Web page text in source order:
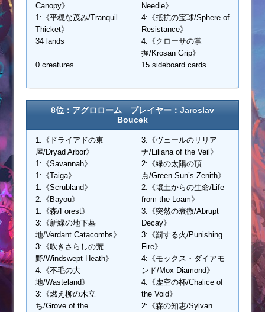
Canopy》
1:《平穏な茂み/Tranquil
Thicket》
34 lands
0 creatures
Needle》
4:《抵抗の宝球/Sphere of
Resistance》
4:《クローサの掌
握/Krosan Grip》
15 sideboard cards
8位：アグロローム プレイヤー：Jaroslav
Boucek
1:《ドライアドの東
屋/Dryad Arbor》
1:《Savannah》
1:《Taiga》
1:《Scrubland》
2:《Bayou》
1:《森/Forest》
3:《新緑の地下墓
地/Verdant Catacombs》
3:《吹きさらしの荒
野/Windswept Heath》
4:《不毛の大
地/Wasteland》
3:《燃え柳の木立
ち/Grove of the
3:《ヴェールのリリア
ナ/Liliana of the Veil》
2:《緑の太陽の頂
点/Green Sun’s Zenith》
2:《壌土からの生命/Life
from the Loam》
3:《突然の衰微/Abrupt
Decay》
3:《罰する火/Punishing
Fire》
4:《モックス・ダイアモ
ンド/Mox Diamond》
4:《虚空の杯/Chalice of
the Void》
2:《森の知恵/Sylvan